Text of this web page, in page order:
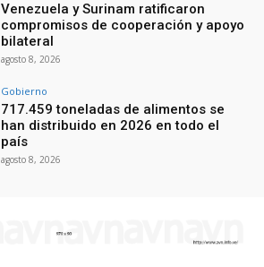
Venezuela y Surinam ratificaron
compromisos de cooperación y apoyo
bilateral
agosto 8, 2026
Gobierno
717.459 toneladas de alimentos se
han distribuido en 2026 en todo el
país
agosto 8, 2026